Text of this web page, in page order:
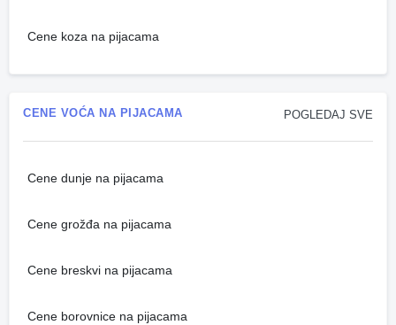
Cene koza na pijacama
POGLEDAJ SVE
CENE VOĆA NA PIJACAMA
Cene dunje na pijacama
Cene grožđa na pijacama
Cene breskvi na pijacama
Cene borovnice na pijacama